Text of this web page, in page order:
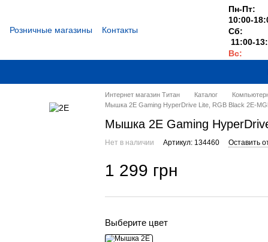
Розничные магазины
Контакты
Пн-Пт:
10:00-
Сб:
11:00-
Вс:
Интернет магазин Титан Каталог
Мышка 2E Gaming HyperDrive Lite, RGB Black 2E-
Мышка 2E Gaming
Нет в наличии Артикул: 134460 Оставить
1 299 грн
Выберите цвет